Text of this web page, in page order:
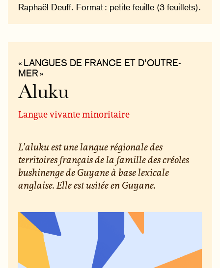
Raphaël Deuff. Format : petite feuille (3 feuillets).
« LANGUES DE FRANCE ET D'OUTRE-
MER »
Aluku
Langue vivante minoritaire
L’aluku est une langue régionale des
territoires français de la famille des créoles
bushinenge de Guyane à base lexicale
anglaise. Elle est usitée en Guyane.